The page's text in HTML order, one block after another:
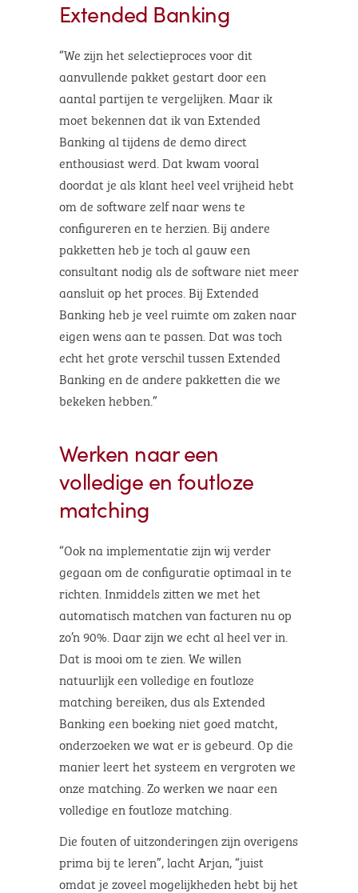
Extended Banking
“We zijn het selectieproces voor dit
aanvullende pakket gestart door een
aantal partijen te vergelijken. Maar ik
moet bekennen dat ik van Extended
Banking al tijdens de demo direct
enthousiast werd. Dat kwam vooral
doordat je als klant heel veel vrijheid hebt
om de software zelf naar wens te
configureren en te herzien. Bij andere
pakketten heb je toch al gauw een
consultant nodig als de software niet meer
aansluit op het proces. Bij Extended
Banking heb je veel ruimte om zaken naar
eigen wens aan te passen. Dat was toch
echt het grote verschil tussen Extended
Banking en de andere pakketten die we
bekeken hebben.”
Werken naar een
volledige en foutloze
matching
“Ook na implementatie zijn wij verder
gegaan om de configuratie optimaal in te
richten. Inmiddels zitten we met het
automatisch matchen van facturen nu op
zo’n 90%. Daar zijn we echt al heel ver in.
Dat is mooi om te zien. We willen
natuurlijk een volledige en foutloze
matching bereiken, dus als Extended
Banking een boeking niet goed matcht,
onderzoeken we wat er is gebeurd. Op die
manier leert het systeem en vergroten we
onze matching. Zo werken we naar een
volledige en foutloze matching.
Die fouten of uitzonderingen zijn overigens
prima bij te leren”, lacht Arjan, “juist
omdat je zoveel mogelijkheden hebt bij het